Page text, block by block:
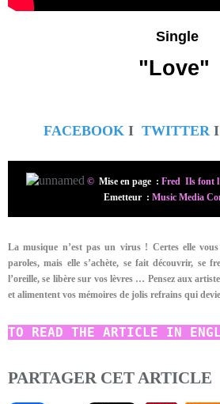
Single
"Love"
FACEBOOK I TWITTER I
© Mise en page : Fred Ils font
Emetteur : Music Media
La musique n’est pas un virus ! Certes elle
paroles, mais elle s’achète, se fait découvrir, se
l’oreille, se libère sur vos lèvres … Pensez aux
et alimentent vos mémoires de jolis refrains qui
TO READ THE ARTICLE IN
PARTAGER CET ARTICLE